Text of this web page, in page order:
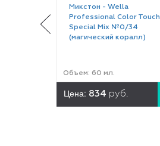
Микстон - Wella
Professional Color Touch
Special Mix №0/34
(магический коралл)
Объем: 60 мл.
Цена: 834 руб.